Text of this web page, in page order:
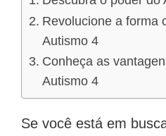
Revolucione a forma
Autismo 4
Conheça as
Autismo 4
Se você está em